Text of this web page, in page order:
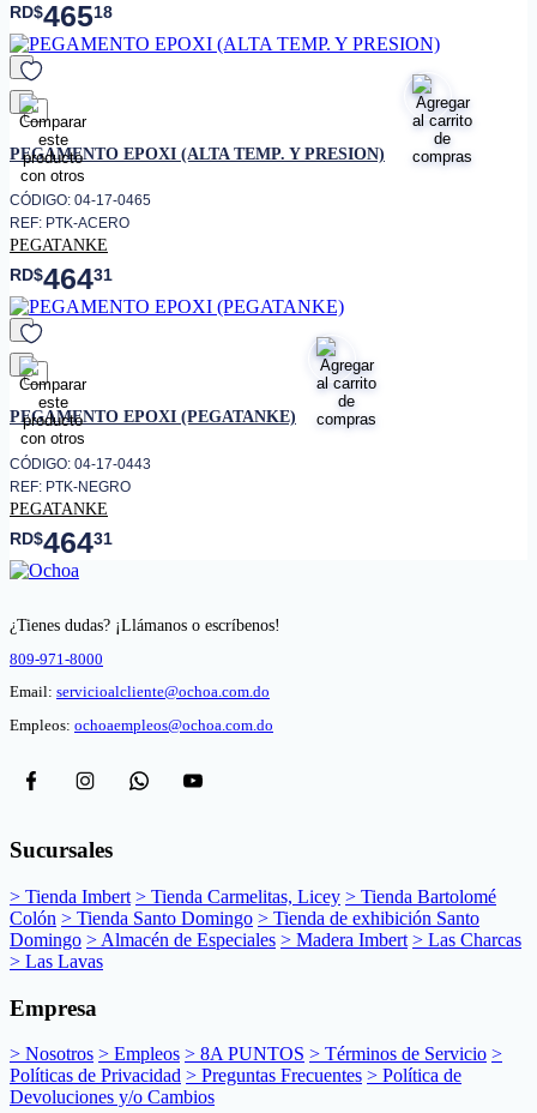
RD$46518
favorito
PEGAMENTO EPOXI (ALTA TEMP. Y PRESION)
CÓDIGO: 04-17-0465
REF: PTK-ACERO
PEGATANKE
RD$46431
favorito
PEGAMENTO EPOXI (PEGATANKE)
CÓDIGO: 04-17-0443
REF: PTK-NEGRO
PEGATANKE
RD$46431
¿Tienes dudas? ¡Llámanos o escríbenos!
809-971-8000
Email: servicioalcliente@ochoa.com.do
Empleos: ochoaempleos@ochoa.com.do
Sucursales
> Tienda Imbert > Tienda Carmelitas, Licey > Tienda Bartolomé
Colón > Tienda Santo Domingo > Tienda de exhibición Santo
Domingo > Almacén de Especiales > Madera Imbert > Las Charcas
> Las Lavas
Empresa
> Nosotros > Empleos > 8A PUNTOS > Términos de Servicio >
Políticas de Privacidad > Preguntas Frecuentes > Política de
Devoluciones y/o Cambios